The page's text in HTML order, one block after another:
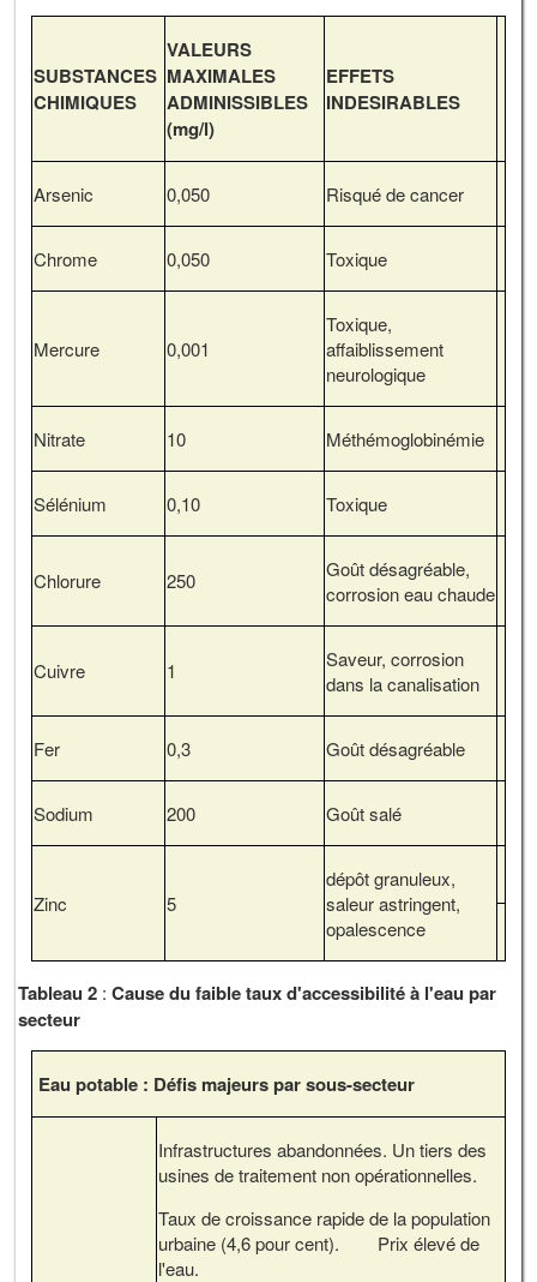
SUBSTANCES
CHIMIQUES
VALEURS
MAXIMALES
ADMINISSIBLES
(mg/l)
EFFETS
INDESIRABLES
Arsenic 0,050 Risqué de cancer
Chrome 0,050 Toxique
Mercure 0,001
Toxique,
affaiblissement
neurologique
Nitrate 10 Méthémoglobinémie
Sélénium 0,10 Toxique
Chlorure 250
Goût désagréable,
corrosion eau chaude
Cuivre 1
Saveur, corrosion
dans la canalisation
Fer 0,3 Goût désagréable
Sodium 200 Goût salé
Zinc 5
dépôt granuleux,
saleur astringent,
opalescence
Tableau 2 :Cause du faible taux d'accessibilité à l'eau par
secteur
Eau potable : Défis majeurs par sous-secteur
Infrastructures abandonnées. Un tiers des
usines de traitement non opérationnelles.
Taux de croissance rapide de la population
urbaine (4,6 pour cent). Prix élevé de
l'eau.